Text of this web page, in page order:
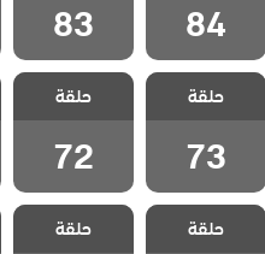
84
83
مسلسل لا تترك
يدي مدبلج
الحلقة 73
حلقة
73
مسلسل لا تترك
يدي مدبلج
الحلقة 72
حلقة
72
مسلسل لا تترك
يدي مدبلج
حلقة
مسلسل لا تترك
يدي مدبلج
حلقة